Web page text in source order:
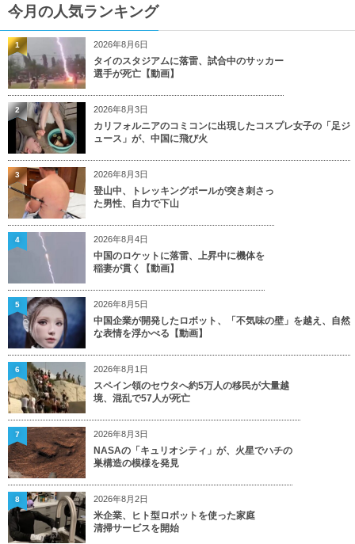
今月の人気ランキング
2026年8月6日
タイのスタジアムに落雷、試合中のサッカー
選手が死亡【動画】
1
2026年8月3日
カリフォルニアのコミコンに出現したコスプレ女子の「足ジ
ュース」が、中国に飛び火
2
2026年8月3日
登山中、トレッキングポールが突き刺さっ
た男性、自力で下山
3
2026年8月4日
中国のロケットに落雷、上昇中に機体を
稲妻が貫く【動画】
4
2026年8月5日
中国企業が開発したロボット、「不気味の壁」を越え、自然
な表情を浮かべる【動画】
5
2026年8月1日
スペイン領のセウタへ約5万人の移民が大量越
境、混乱で57人が死亡
6
2026年8月3日
NASAの「キュリオシティ」が、火星でハチの
巣構造の模様を発見
7
2026年8月2日
米企業、ヒト型ロボットを使った家庭
清掃サービスを開始
8